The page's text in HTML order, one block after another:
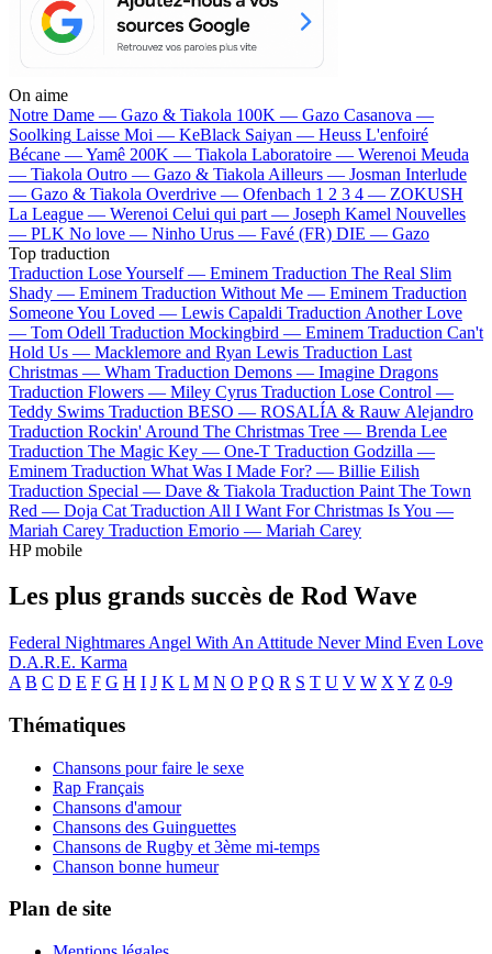
On aime
Notre Dame — Gazo & Tiakola 100K — Gazo Casanova —
Soolking Laisse Moi — KeBlack Saiyan — Heuss L'enfoiré
Bécane —Yamê 200K — Tiakola Laboratoire — Werenoi Meuda
— Tiakola Outro — Gazo & Tiakola Ailleurs — Josman Interlude
— Gazo & Tiakola Overdrive — Ofenbach 1 2 3 4 — ZOKUSH
La League — Werenoi Celui qui part — Joseph Kamel Nouvelles
— PLK No love — Ninho Urus — Favé (FR) DIE — Gazo
Top traduction
Traduction Lose Yourself — Eminem Traduction The Real Slim
Shady — Eminem Traduction Without Me — Eminem Traduction
Someone You Loved — Lewis Capaldi Traduction Another Love
— Tom Odell Traduction Mockingbird — Eminem Traduction Can't
Hold Us — Macklemore and Ryan Lewis Traduction Last
Christmas — Wham Traduction Demons — Imagine Dragons
Traduction Flowers — Miley Cyrus Traduction Lose Control —
Teddy Swims Traduction BESO — ROSALÍA & Rauw Alejandro
Traduction Rockin' Around The Christmas Tree — Brenda Lee
Traduction The Magic Key — One-T Traduction Godzilla —
Eminem Traduction What Was I Made For? — Billie Eilish
Traduction Special — Dave & Tiakola Traduction Paint The Town
Red — Doja Cat Traduction All I Want For Christmas Is You —
Mariah Carey Traduction Emorio — Mariah Carey
HP mobile
Les plus grands succès de Rod Wave
Federal Nightmares Angel With An Attitude Never Mind Even Love
D.A.R.E. Karma
A B C D E F G H I J K L M N O P Q R S T U V W X Y Z 0-9
Thématiques
Chansons pour faire le sexe
Rap Français
Chansons d'amour
Chansons des Guinguettes
Chansons de Rugby et 3ème mi-temps
Chanson bonne humeur
Plan de site